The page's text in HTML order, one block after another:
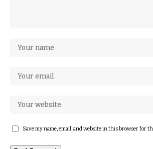
Save my name, email, and website in this browser for